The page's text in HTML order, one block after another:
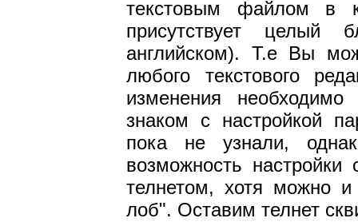
текстовым файлом в
присутствует целый
английском). Т.е Вы
любого текстового
изменения
знаком с настройкой
пока не узнали,
возможность
телнетом, хотя можно
лоб". Оставим телнет